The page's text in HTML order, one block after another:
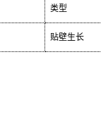
类型
贴壁生长